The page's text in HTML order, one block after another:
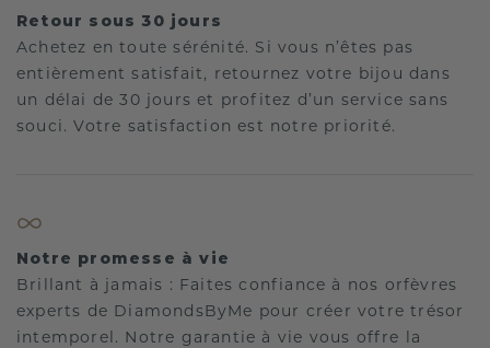
Retour sous 30 jours
Achetez en toute sérénité. Si vous n’êtes pas
entièrement satisfait, retournez votre bijou dans
un délai de 30 jours et profitez d’un service sans
souci. Votre satisfaction est notre priorité.
Notre promesse à vie
Brillant à jamais : Faites confiance à nos orfèvres
experts de DiamondsByMe pour créer votre trésor
intemporel. Notre garantie à vie vous offre la